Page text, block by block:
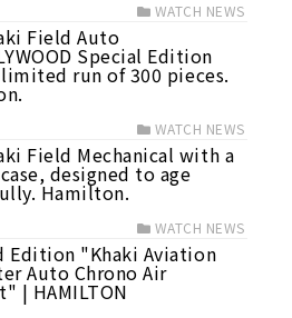
WATCH NEWS
Field Auto
Special Edition
limited run of 300 pieces.
WATCH NEWS
Field Mechanical with a
designed to age
Hamilton.
WATCH NEWS
Edition "Khaki Aviation
Auto Chrono Air
| HAMILTON